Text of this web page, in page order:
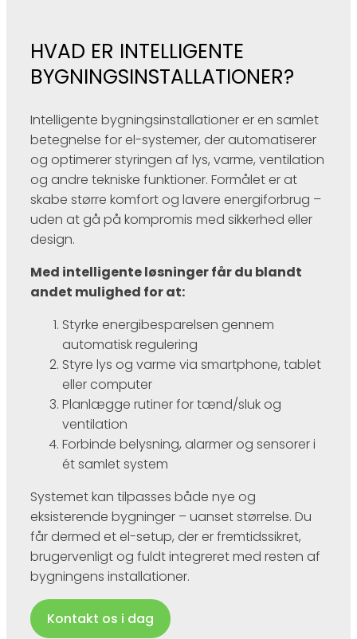
HVAD ER INTELLIGENTE
BYGNINGSINSTALLATIONER?
Intelligente bygningsinstallationer er en samlet
betegnelse for el-systemer, der automatiserer
og optimerer styringen af lys, varme, ventilation
og andre tekniske funktioner. Formålet er at
skabe større komfort og lavere energiforbrug –
uden at gå på kompromis med sikkerhed eller
design.​
Med intelligente løsninger får du blandt
andet mulighed for at:
​Styrke energibesparelsen gennem
automatisk regulering
​Styre lys og varme via smartphone, tablet
eller computer
​Planlægge rutiner for tænd/sluk og
ventilation
​Forbinde belysning, alarmer og sensorer i
ét samlet system​
Systemet kan tilpasses både nye og
eksisterende bygninger – uanset størrelse. Du
får dermed et el-setup, der er fremtidssikret,
brugervenligt og fuldt integreret med resten af
bygningens installationer.
Kontakt os i dag